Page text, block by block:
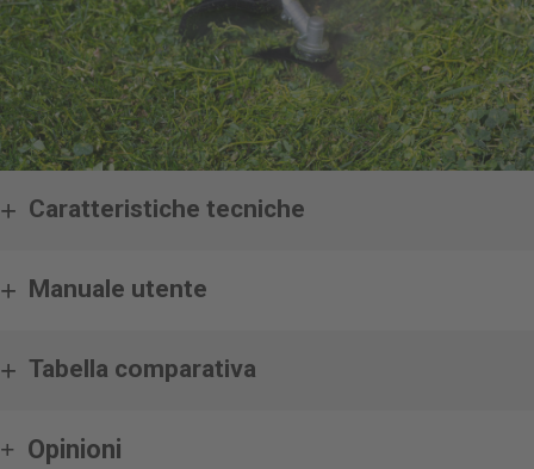
Caratteristiche tecniche
Manuale utente
Tabella comparativa
Opinioni